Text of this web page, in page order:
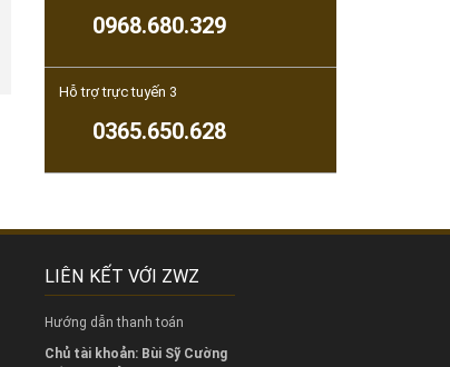
0968.680.329
Hỗ trợ trực tuyến 3
0365.650.628
LIÊN KẾT VỚI ZWZ
Hướng dẫn thanh toán
Chủ tài khoản: Bùi Sỹ Cường